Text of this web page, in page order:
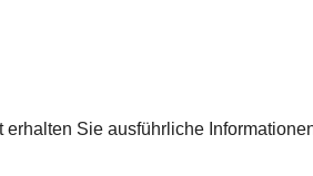
Sie ausführliche